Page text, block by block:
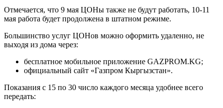
Отмечается, что 9 мая ЦОНы также не будут работать, 10-11
мая работа будет продолжена в штатном режиме.
Большинство услуг ЦОНов можно оформить удаленно, не
выходя из дома через:
бесплатное мобильное приложение GAZPROM.KG;
официальный сайт «Газпром Кыргызстан».
Показания с 15 по 30 число каждого месяца удобнее всего
передать: